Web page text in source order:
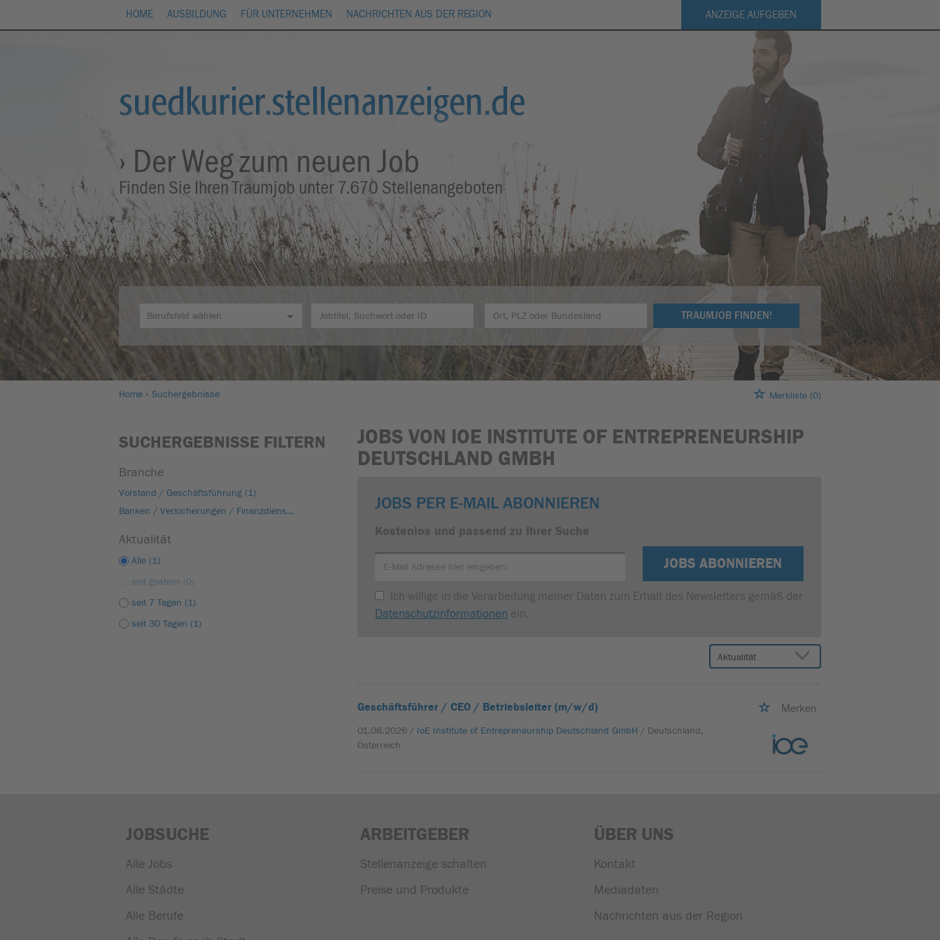
HOME AUSBILDUNG FÜR UNTERNEHMEN NACHRICHTEN AUS DER REGION ANZEIGE AUFGEBEN
› Der Weg zum neuen Job
Finden Sie Ihren Traumjob unter 7.670 Stellenangeboten
TRAUMJOB FINDEN!
Home Suchergebnisse Merkliste (0)
SUCHERGEBNISSE FILTERN
Branche
Vorstand / Geschäftsführung (1)
Banken / Versicherungen / Finanzdienstleister (1)
Aktualität
Alle (1)
seit gestern (0)
seit 7 Tagen (1)
seit 30 Tagen (1)
JOBS VON IOE INSTITUTE OF ENTREPRENEURSHIP
DEUTSCHLAND GMBH
JOBS PER E-MAIL ABONNIEREN
Kostenlos und passend zu Ihrer Suche
JOBS ABONNIEREN
Ich willige in die Verarbeitung meiner Daten zum Erhalt des Newsletters gemäß der
Datenschutzinformationen ein.
Geschäftsführer / CEO / Betriebsleiter (m/w/d) Merken
01.08.2026 / IoE Institute of Entrepreneurship Deutschland GmbH / Deutschland,
Österreich
JOBSUCHE
Alle Jobs
Alle Städte
Alle Berufe
ARBEITGEBER
Stellenanzeige schalten
Preise und Produkte
ÜBER UNS
Kontakt
Mediadaten
Nachrichten aus der Region